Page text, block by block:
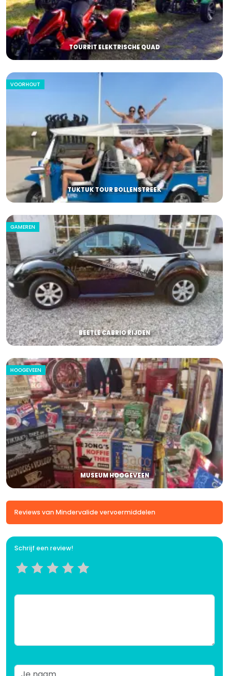
TOURRIT ELEKTRISCHE QUAD
VOORHOUT
TUKTUK TOUR BOLLENSTREEK
GAMEREN
BEETLE CABRIO RIJDEN
HOOGEVEEN
MUSEUM HOOGEVEEN
Reviews van Mindervalide vervoermiddelen
Schrijf een review!